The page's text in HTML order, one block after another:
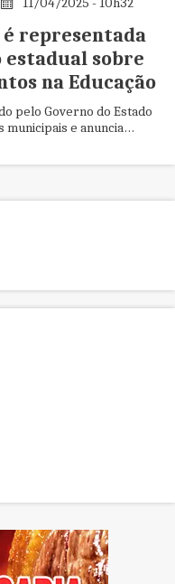
é representada
estadual sobre
na Educação
pelo Governo do Estado
e anuncia